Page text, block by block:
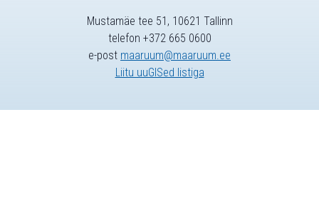
Mustamäe tee 51, 10621 Tallinn
telefon +372 665 0600
e-post maaruum@maaruum.ee
Liitu uuGISed listiga